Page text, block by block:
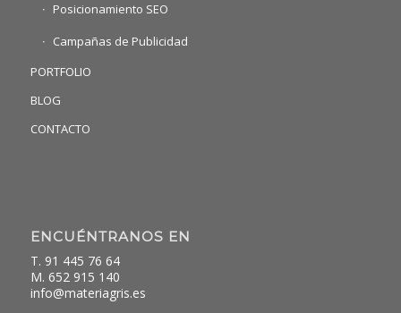
Posicionamiento SEO
Campañas de Publicidad
PORTFOLIO
BLOG
CONTACTO
ENCUÉNTRANOS EN
T. 91 445 76 64
M. 652 915 140
info@materiagris.es